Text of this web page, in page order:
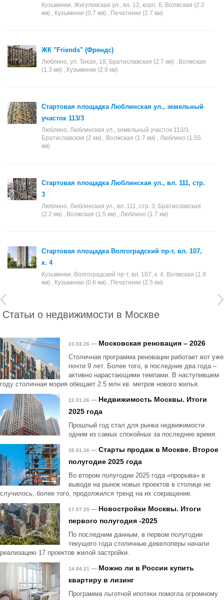
Кузьминки, Жигулевская ул., вл. 12, корп. 6, Волжская (2.2
км) , Кузьминки (0.7 км) , Печатники (2.7 км)
ЖК "Friends" (Френдс)
Люблино, ул. Тихая, 18, Братиславская (2.7 км) , Волжская
(1.3 км) , Кузьминки (2.9 км)
Стартовая площадка Люблинская ул., земельный
участок 113/3
Люблино, Люблинская ул., земельный участок 113/3,
Братиславская (2 км) , Волжская (1.7 км) , Люблино (1.55
км)
Стартовая площадка Люблинская ул., вл. 111, стр.
3
Люблино, Люблинская ул., вл. 111, стр. 3, Братиславская
(2.2 км) , Волжская (1.5 км) , Люблино (1.7 км)
Стартовая площадка Волгоградский пр-т, вл. 107,
к. 4
Кузьминки, Волгоградский пр-т, вл. 107, к. 4, Волжская (1.9
км) , Кузьминки (0.6 км) , Печатники (2.5 км)
Статьи о недвижимости в Москве
23.03.26 — Московская реновация – 2026
Столичная программа реновации работает вот уже
почти 9 лет. Более того, в последние два года –
активно нарастающими темпами. В наступившем
году столичная мэрия обещает 2.5 млн кв. метров нового жилья.
22.01.26 — Недвижимость Москвы. Итоги
2025 года
Прошлый год стал для рынка недвижимости
одним из самых спокойных за последнее время.
20.01.26 — Старты продаж в Москве. Второе
полугодие 2025 года
Во втором полугодии 2025 года «прорыва» в
выводе на рынок новых проектов в столице не
случилось, более того, продолжился тренд на их сокращение.
17.07.25 — Новостройки Москвы. Итоги
первого полугодия -2025
По последним данным, в первом полугодии
текущего года столичные девелоперы начали
реализацию 17 проектов жилой застройки.
14.04.21 — Можно ли в России купить
квартиру в лизинг
Программа льготной ипотеки помогла огромному